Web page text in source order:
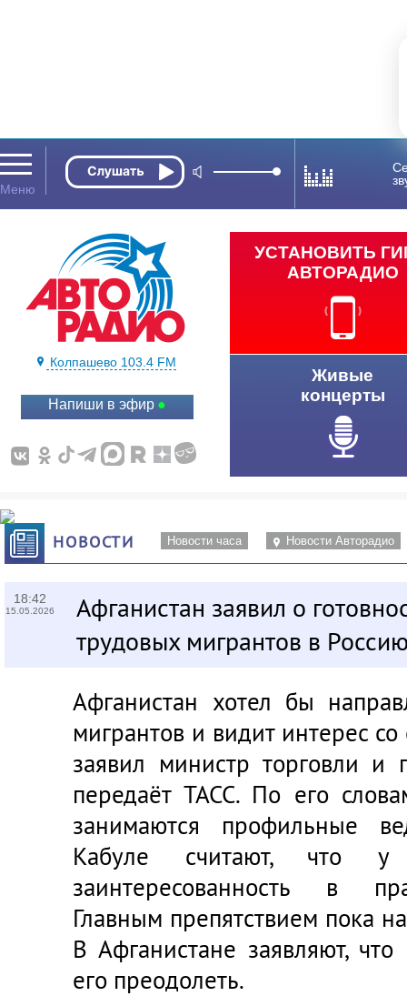
Колпашево 103.4 FM
Напиши в эфир
УСТАНОВИТЬ
АВТОРАДИО
Живые
концерты
НОВОСТИ Новости часа Новости Авторадио
18:42
15.05.2026
Афганистан заявил о
трудовых мигрантов в
Афганистан хотел бы
мигрантов и видит интерес
заявил министр торговли и
передаёт ТАСС. По его
занимаются профильные
Кабуле считают, что
заинтересованность в
Главным препятствием пока
В Афганистане заявляют,
его преодолеть.